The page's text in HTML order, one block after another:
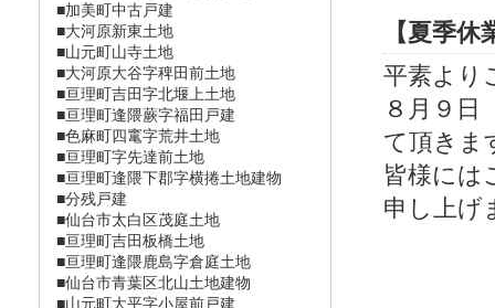
【夏季
平素より
８月９日
て頂きま
皆様には
申し上
■加美町中古戸建
■大河原新東土地
■山元町山寺土地
■大河原大谷字稗田前土地
■亘理町吉田字北堰上土地
■亘理町逢隈蕨字福田戸建
■色麻町四竃字荒井土地
■亘理町字先達前土地
■亘理町逢隈下郡字横捲土地建物
■分残戸建
■仙台市太白区茂庭土地
■亘理町吉田板橋土地
■亘理町逢隈鹿島字倉庭土地
■仙台市青葉区北山土地建物
■山元町大平字小屋前戸建